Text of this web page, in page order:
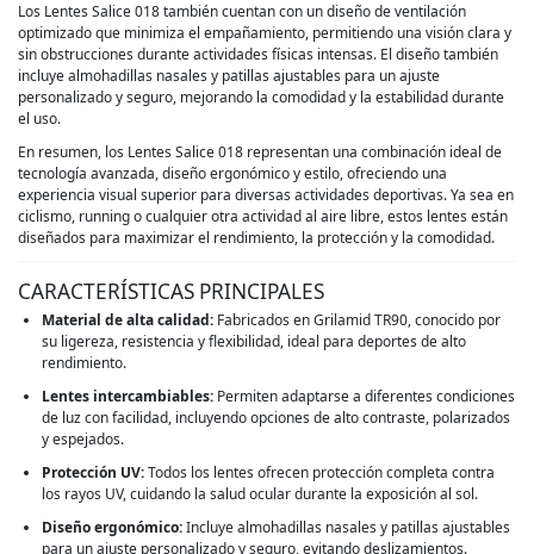
Los Lentes Salice 018 también cuentan con un diseño de ventilación
optimizado que minimiza el empañamiento, permitiendo una visión clara y
sin obstrucciones durante actividades físicas intensas. El diseño también
incluye almohadillas nasales y patillas ajustables para un ajuste
personalizado y seguro, mejorando la comodidad y la estabilidad durante
el uso.
En resumen, los Lentes Salice 018 representan una combinación ideal de
tecnología avanzada, diseño ergonómico y estilo, ofreciendo una
experiencia visual superior para diversas actividades deportivas. Ya sea en
ciclismo, running o cualquier otra actividad al aire libre, estos lentes están
diseñados para maximizar el rendimiento, la protección y la comodidad.
CARACTERÍSTICAS PRINCIPALES
Material de alta calidad: Fabricados en Grilamid TR90, conocido por
su ligereza, resistencia y flexibilidad, ideal para deportes de alto
rendimiento.
Lentes intercambiables: Permiten adaptarse a diferentes condiciones
de luz con facilidad, incluyendo opciones de alto contraste, polarizados
y espejados.
Protección UV:Todos los lentes ofrecen protección completa contra
los rayos UV, cuidando la salud ocular durante la exposición al sol.
Diseño ergonómico:Incluye almohadillas nasales y patillas ajustables
para un ajuste personalizado y seguro, evitando deslizamientos.